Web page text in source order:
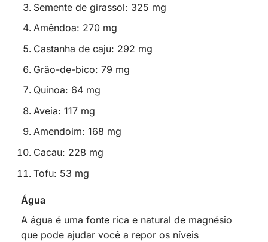
Semente de girassol: 325 mg
Amêndoa: 270 mg
Castanha de caju: 292 mg
Grão-de-bico: 79 mg
Quinoa: 64 mg
Aveia: 117 mg
Amendoim: 168 mg
Cacau: 228 mg
Tofu: 53 mg
Água
A água é uma fonte rica e natural de magnésio
que pode ajudar você a repor os níveis